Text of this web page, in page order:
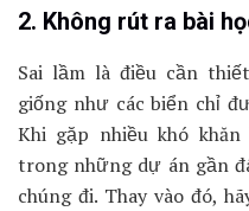
2. Không rút ra bài
Sai lầm là điều cần
giống như các biển chỉ
Khi gặp nhiều khó
trong những dự án gần
chúng đi. Thay vào đó,